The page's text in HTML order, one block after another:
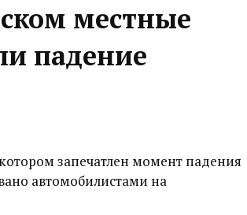
местные
падение
запечатлен момент падения
автомобилистами на